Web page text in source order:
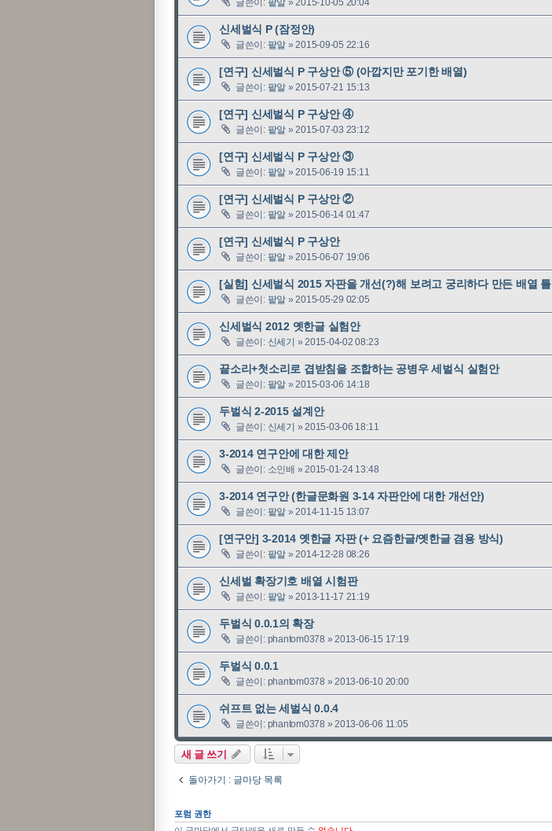
신세벌식 P (잠정안)
글쓴이: 팥알 » 2015-09-05 22:16
[연구] 신세벌식 P 구상안 ⑤ (아깝지만 포기한 배열)
글쓴이: 팥알 » 2015-07-21 15:13
[연구] 신세벌식 P 구상안 ④
글쓴이: 팥알 » 2015-07-03 23:12
[연구] 신세벌식 P 구상안 ③
글쓴이: 팥알 » 2015-06-19 15:11
[연구] 신세벌식 P 구상안 ②
글쓴이: 팥알 » 2015-06-14 01:47
[연구] 신세벌식 P 구상안
글쓴이: 팥알 » 2015-06-07 19:06
[실험] 신세벌식 2015 자판을 개선(?)해 보려고 궁리하다 만든 배열 틀
글쓴이: 팥알 » 2015-05-29 02:05
신세벌식 2012 옛한글 실험안
글쓴이: 신세기 » 2015-04-02 08:23
끝소리+첫소리로 겹받침을 조합하는 공병우 세벌식 실험안
글쓴이: 팥알 » 2015-03-06 14:18
두벌식 2-2015 설계안
글쓴이: 신세기 » 2015-03-06 18:11
3-2014 연구안에 대한 제안
글쓴이: 소인배 » 2015-01-24 13:48
3-2014 연구안 (한글문화원 3-14 자판안에 대한 개선안)
글쓴이: 팥알 » 2014-11-15 13:07
[연구안] 3-2014 옛한글 자판 (+ 요즘한글/옛한글 겸용 방식)
글쓴이: 팥알 » 2014-12-28 08:26
신세벌 확장기호 배열 시험판
글쓴이: 팥알 » 2013-11-17 21:19
두벌식 0.0.1의 확장
글쓴이: phantom0378 » 2013-06-15 17:19
두벌식 0.0.1
글쓴이: phantom0378 » 2013-06-10 20:00
쉬프트 없는 세벌식 0.0.4
글쓴이: phantom0378 » 2013-06-06 11:05
새 글 쓰기
돌아가기 : 글마당 목록
포럼 권한